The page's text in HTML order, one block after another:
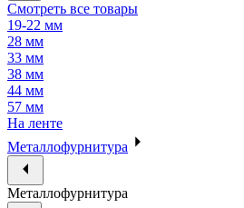
Смотреть все товары
19-22 мм
28 мм
33 мм
38 мм
44 мм
57 мм
На ленте
Металлофурнитура
Металлофурнитура